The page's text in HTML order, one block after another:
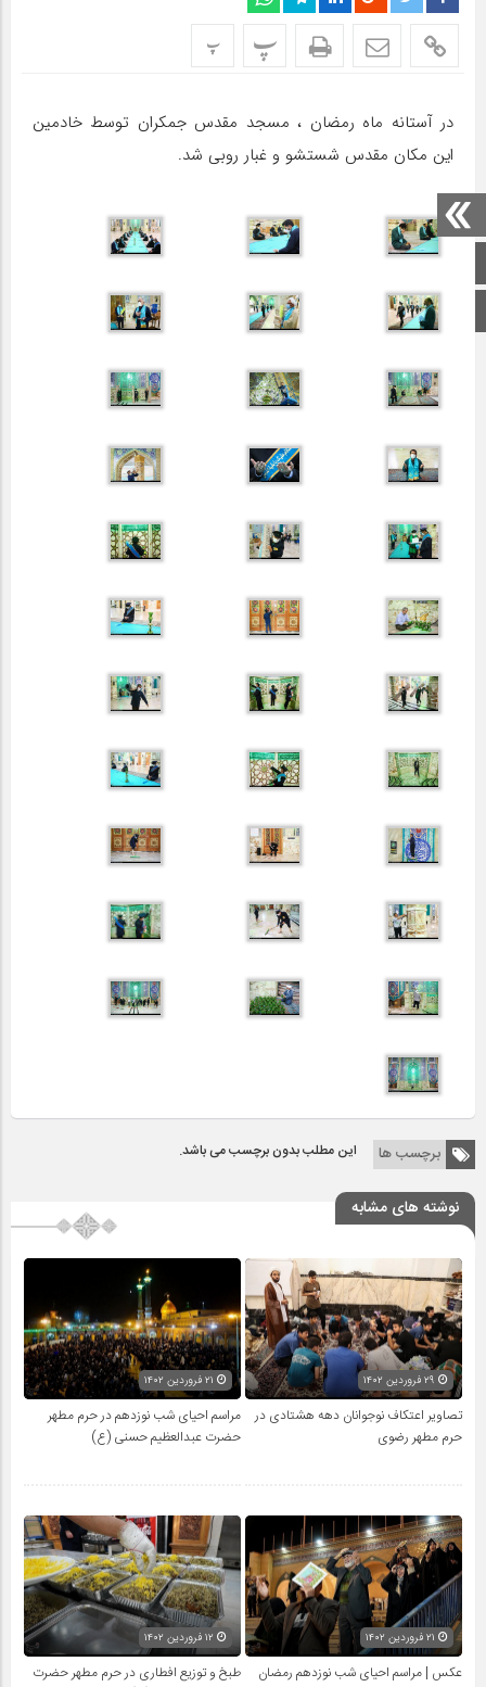
صفحه اصلی
اینستاگرام
پ پ
در آستانه ماه رمضان ، مسجد مقدس جمکران توسط خادمین
این مکان مقدس شستشو و غبار روبی شد.
برچسب ها این مطلب بدون برچسب می باشد.
نوشته های مشابه
تصاویر اعتکاف نوجوانان دهه هشتادی در
حرم مطهر رضوی
مراسم احیای شب نوزدهم در حرم مطهر
حضرت عبدالعظیم حسنی (ع)
عکس | مراسم احیای شب نوزدهم رمضان
طبخ و توزیع افطاری در حرم مطهر حضرت